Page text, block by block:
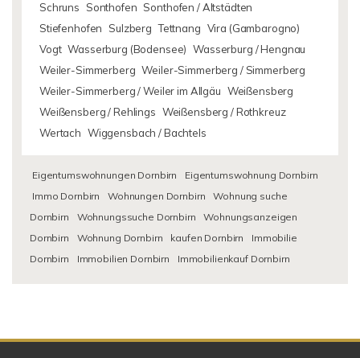
Schruns
Sonthofen Sonthofen / Altstädten
Stiefenhofen
Sulzberg Tettnang Vira (Gambarogno)
Vogt Wasserburg (Bodensee) Wasserburg / Hengnau
Weiler-Simmerberg Weiler-Simmerberg / Simmerberg
Weiler-Simmerberg / Weiler im Allgäu Weißensberg
Weißensberg / Rehlings Weißensberg / Rothkreuz
Wertach Wiggensbach / Bachtels
Eigentumswohnungen Dornbirn
Eigentumswohnung Dornbirn
Immo Dornbirn
Wohnungen Dornbirn
Wohnung suche
Dornbirn
Wohnungssuche Dornbirn
Wohnungsanzeigen
Dornbirn
Wohnung Dornbirn kaufen Dornbirn
Immobilie
Dornbirn
Immobilien Dornbirn Immobilienkauf Dornbirn